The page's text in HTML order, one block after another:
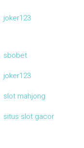
joker123
sbobet
joker123
slot mahjong
situs slot gacor